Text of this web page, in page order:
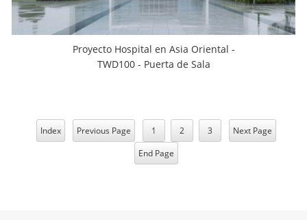
Proyecto Hospital en Asia Oriental -
TWD100 - Puerta de Sala
Index Previous Page 1 2 3
Next Page
End Page